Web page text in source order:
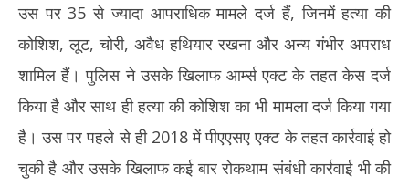
उस पर 35 से ज्यादा आपराधिक मामले दर्ज हैं, जिनमें हत्या की
कोशिश, लूट, चोरी, अवैध हथियार रखना और अन्य गंभीर अपराध
शामिल हैं। पुलिस ने उसके खिलाफ आर्म्स एक्ट के तहत केस दर्ज
किया है और साथ ही हत्या की कोशिश का भी मामला दर्ज किया गया
है। उस पर पहले से ही 2018 में पीएएसए एक्ट के तहत कार्रवाई हो
चुकी है और उसके खिलाफ कई बार रोकथाम संबंधी कार्रवाई भी की